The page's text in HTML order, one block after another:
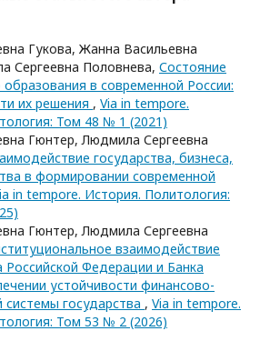
Гукова, Жанна Васильевна
Сергеевна Половнева, Состояние
образования в современной России:
их решения , Via in tempore.
Том 48 № 1 (2021)
Гюнтер, Людмила Сергеевна
государства, бизнеса,
в формировании современной
in tempore. История. Политология:
Гюнтер, Людмила Сергеевна
взаимодействие
Российской Федерации и Банка
устойчивости финансово-
системы государства , Via in tempore.
Том 53 № 2 (2026)